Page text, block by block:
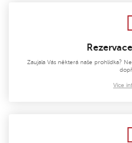
Zaujala Vás některá naše prohlídka?
Více